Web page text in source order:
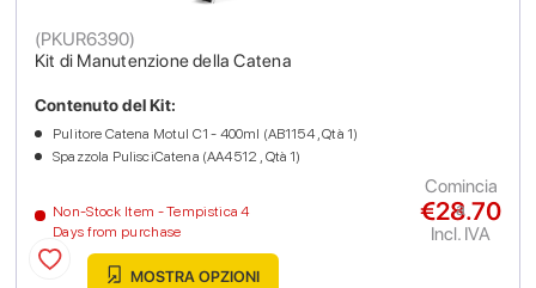
Kit di Manutenzione della Catena
(PKUR6390)
Non-Stock Item - Tempistica 4
Days from purchase
Contenuto del Kit:
Pulitore Catena Motul C1 - 400ml (AB1154 , Qtà 1)
Spazzola PulisciCatena (AA4512 , Qtà 1)
€28.70
Incl. IVA
Comincia
a
MOSTRA OPZIONI